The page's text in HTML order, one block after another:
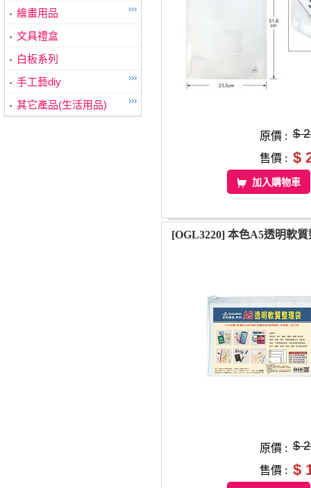
繪畫用品
文具禮盒
白板系列
手工藝diy
其它產品(生活用品)
原價 : $
售價 : $
加入購物車
[OGL3220] 本色A5透明軟
原價 : $
售價 : $